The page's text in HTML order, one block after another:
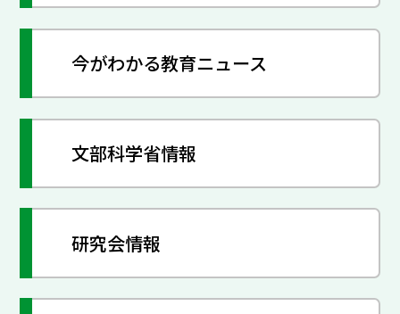
今がわかる教育ニュース
文部科学省情報
研究会情報